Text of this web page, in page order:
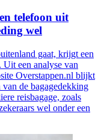
telefoon uit
wel
gaat, krijgt een
Uit een analyse van
Overstappen.nl blijkt
van de bagagedekking
reisbagage, zoals
wel onder een